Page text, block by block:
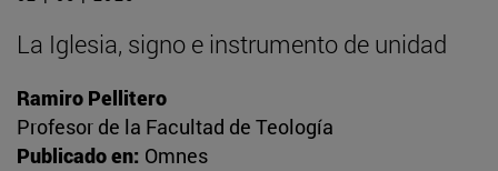
La Iglesia, signo e instrumento de unidad
Ramiro Pellitero
Profesor de la Facultad de Teología
Publicado en: Omnes